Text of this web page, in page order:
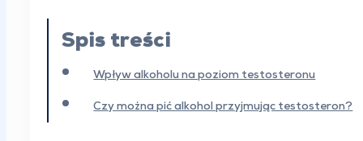
Spis treści
Wpływ alkoholu na poziom testosteronu
Czy można pić alkohol przyjmując testosteron?